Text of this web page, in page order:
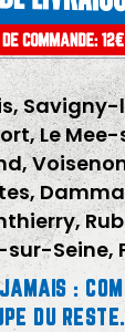
Savigny-
Le
Seine,
:
DU RESTE.